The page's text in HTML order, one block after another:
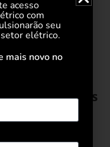
de Intenções
para
acesso
com
seu
elétrico.
mais novo no